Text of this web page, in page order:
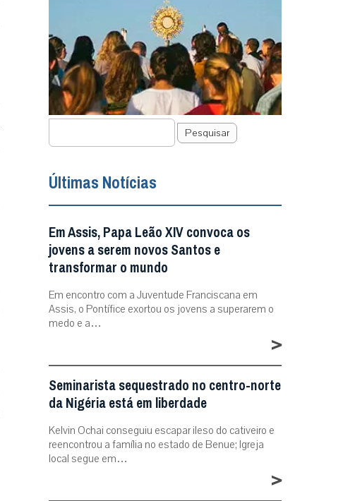
Pesquisar
Últimas Notícias
Em Assis, Papa Leão XIV convoca os
jovens a serem novos Santos e
transformar o mundo
Em encontro com a Juventude Franciscana em
Assis, o Pontífice exortou os jovens a superarem o
medo e a…
>
Seminarista sequestrado no centro-norte
da Nigéria está em liberdade
Kelvin Ochai conseguiu escapar ileso do cativeiro e
reencontrou a família no estado de Benue; Igreja
local segue em…
>